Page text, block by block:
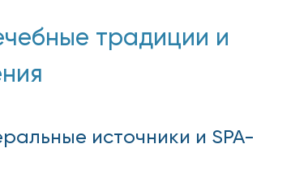
традиции и
источники и SPA-